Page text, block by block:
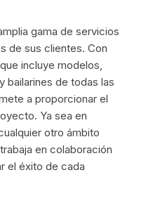
gama de servicios
de sus clientes. Con
incluye modelos,
bailarines de todas las
a proporcionar el
Ya sea en
otro ámbito
en colaboración
el éxito de cada